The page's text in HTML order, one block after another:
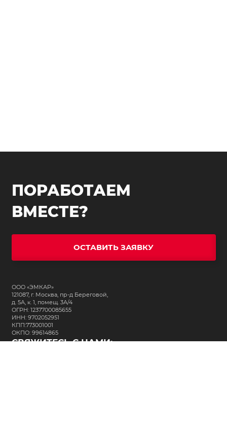
ПОРАБОТАЕМ
ВМЕСТЕ?
ОСТАВИТЬ ЗАЯВКУ
ООО «ЭМКАР»
121087, г. Москва, пр-д Береговой,
д. 5А, к. 1, помещ. 3А/4
ОГРН: 1237700085655
ИНН: 9702052951
КПП:773001001
ОКПО: 99614865
СВЯЖИТЕСЬ С НАМИ: